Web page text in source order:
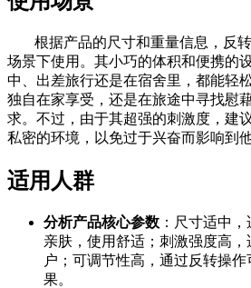
根据产品的尺寸和重量信息，反
场景下使用。其小巧的体积和便携的
中、出差旅行还是在宿舍里，都能轻
独自在家享受，还是在旅途中寻找慰
求。不过，由于其超强的刺激度，建
私密的环境，以免过于兴奋而影响到他
适用人群
分析产品核心参数 ：尺寸适中
亲肤，使用舒适；刺激强度高
户；可调节性高，通过反转操
果。